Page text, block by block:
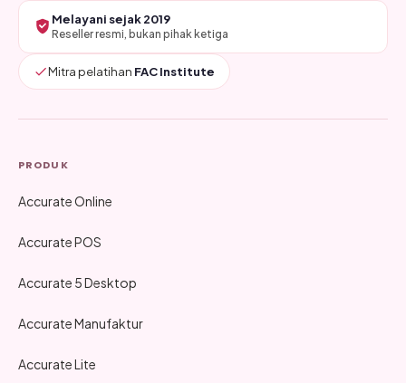
Melayani sejak 2019
Reseller resmi, bukan pihak ketiga
Mitra pelatihan FAC Institute
PRODUK
Accurate Online
Accurate POS
Accurate 5 Desktop
Accurate Manufaktur
Accurate Lite